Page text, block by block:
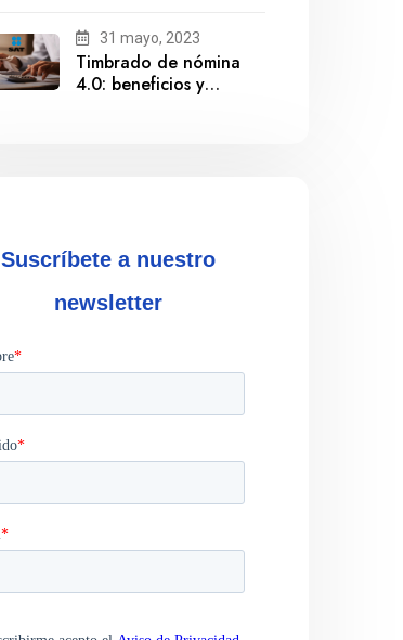
Gestionix
31 mayo, 2023
Timbrado de nómina
4.0: beneficios y
Suscríbete a nuestro
newsletter